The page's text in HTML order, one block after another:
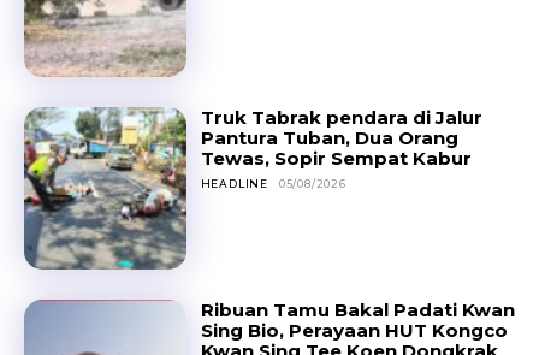
Truk Tabrak pendara di Jalur
Pantura Tuban, Dua Orang
Tewas, Sopir Sempat Kabur
HEADLINE 05/08/2026
Ribuan Tamu Bakal Padati Kwan
Sing Bio, Perayaan HUT Kongco
Kwan Sing Tee Koen Dongkrak